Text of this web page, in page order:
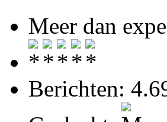
Meer dan
Berichten: